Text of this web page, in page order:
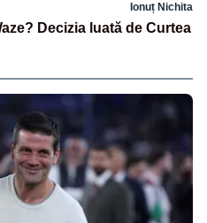
Ionuț Nichita
Decizia luată de Curtea